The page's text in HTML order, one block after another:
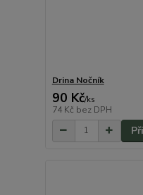
Drina Nočník
90 Kč/ks
74 Kč bez DPH